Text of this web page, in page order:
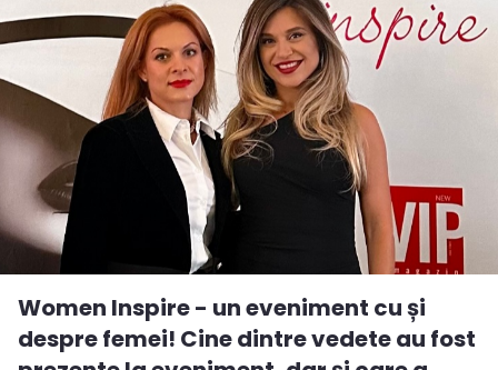
Women Inspire - un eveniment cu și
despre femei! Cine dintre vedete au fost